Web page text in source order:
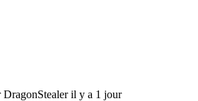
DragonStealeril y a 1 jour